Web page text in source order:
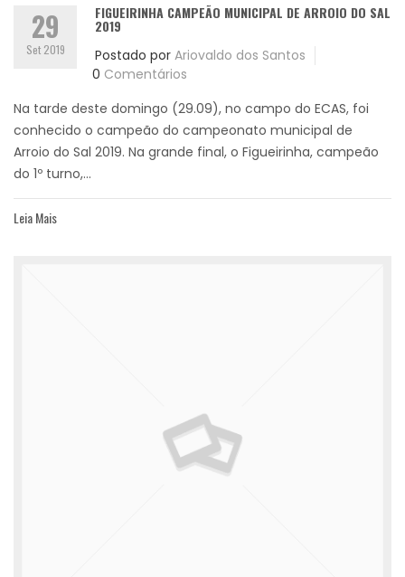
29
Set 2019
FIGUEIRINHA CAMPEÃO MUNICIPAL DE ARROIO DO SAL
2019
Postado por Ariovaldo dos Santos
0 Comentários
Na tarde deste domingo (29.09), no campo do ECAS, foi
conhecido o campeão do campeonato municipal de
Arroio do Sal 2019. Na grande final, o Figueirinha, campeão
do 1º turno,...
Leia Mais